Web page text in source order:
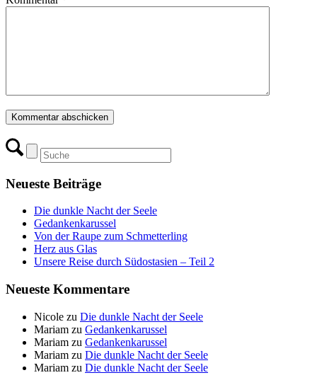
Neueste Beiträge
Die dunkle Nacht der Seele
Gedankenkarussel
Von der Raupe zum Schmetterling
Herz aus Glas
Unsere Reise durch Südostasien – Teil 2
Neueste Kommentare
Nicole zu Die dunkle Nacht der Seele
Mariam zu Gedankenkarussel
Mariam zu Gedankenkarussel
Mariam zu Die dunkle Nacht der Seele
Mariam zu Die dunkle Nacht der Seele